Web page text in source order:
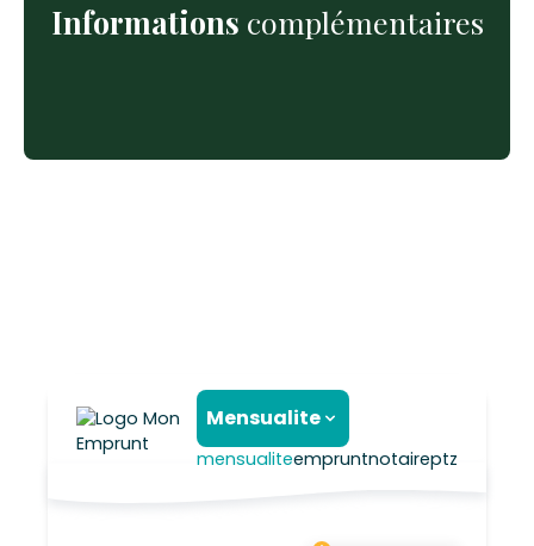
Informations complémentaires
Mensualite
mensualiteempruntnotaireptz